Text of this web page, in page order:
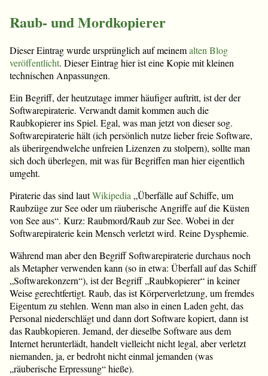
Raub- und Mordkopierer
Dieser Eintrag wurde ursprünglich auf meinemalten Blog
veröffentlicht. Dieser Eintrag hier ist eine Kopie mit kleinen
technischen Anpassungen.
Ein Begriff, der heutzutage immer häufiger auftritt, ist der der
Softwarepiraterie. Verwandt damit kommen auch die
Raubkopierer ins Spiel. Egal, was man jetzt von dieser sog.
Softwarepiraterie hält (ich persönlich nutze lieber freie Software,
als überirgendwelche unfreien Lizenzen zu stolpern), sollte man
sich doch überlegen, mit was für Begriffen man hier eigentlich
umgeht.
Piraterie das sind lautWikipedia„Überfälle auf Schiffe, um
Raubzüge zur See oder um räuberische Angriffe auf die Küsten
von See aus“. Kurz: Raubmord/Raub zur See. Wobei in der
Softwarepiraterie kein Mensch verletzt wird. Reine Dysphemie.
Während man aber den Begriff Softwarepiraterie durchaus noch
als Metapher verwenden kann (so in etwa: Überfall auf das Schiff
„Softwarekonzern“), ist der Begriff „Raubkopierer“ in keiner
Weise gerechtfertigt. Raub, das ist Körperverletzung, um fremdes
Eigentum zu stehlen. Wenn man also in einen Laden geht, das
Personal niederschlägt und dann dort Software kopiert, dann ist
das Raubkopieren. Jemand, der dieselbe Software aus dem
Internet herunterlädt, handelt vielleicht nicht legal, aber verletzt
niemanden, ja, er bedroht nicht einmal jemanden (was
„räuberische Erpressung“ hieße).